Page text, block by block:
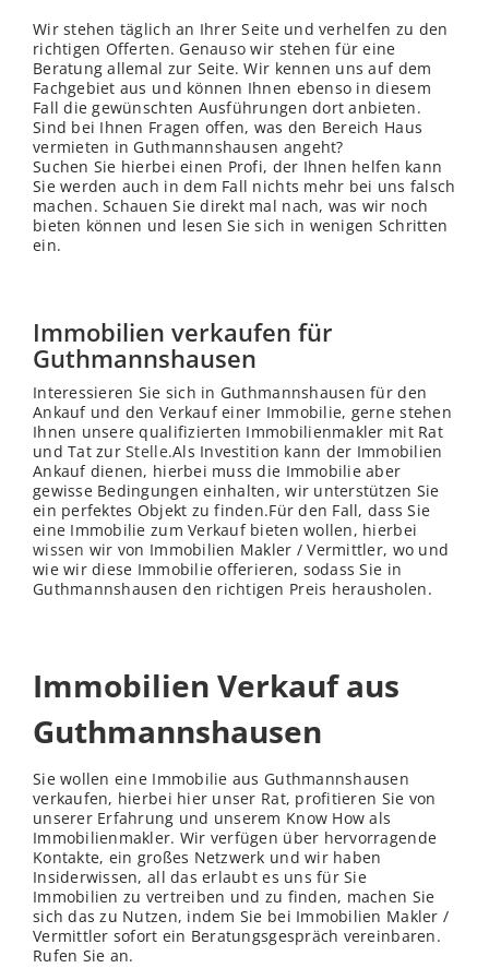
Wir stehen täglich an Ihrer Seite und verhelfen zu den
richtigen Offerten. Genauso wir stehen für eine
Beratung allemal zur Seite. Wir kennen uns auf dem
Fachgebiet aus und können Ihnen ebenso in diesem
Fall die gewünschten Ausführungen dort anbieten.
Sind bei Ihnen Fragen offen, was den Bereich Haus
vermieten in Guthmannshausen angeht?
Suchen Sie hierbei einen Profi, der Ihnen helfen kann
Sie werden auch in dem Fall nichts mehr bei uns falsch
machen. Schauen Sie direkt mal nach, was wir noch
bieten können und lesen Sie sich in wenigen Schritten
ein.
Immobilien verkaufen für
Guthmannshausen
Interessieren Sie sich in Guthmannshausen für den
Ankauf und den Verkauf einer Immobilie, gerne stehen
Ihnen unsere qualifizierten Immobilienmakler mit Rat
und Tat zurStelle.Als Investition kann der Immobilien
Ankauf dienen, hierbei muss die Immobilie aber
gewisse Bedingungen einhalten, wir unterstützen Sie
ein perfektes Objekt zu finden.Für den Fall, dass Sie
eine Immobilie zum Verkauf bieten wollen, hierbei
wissen wir von Immobilien Makler / Vermittler, wo und
wie wir diese Immobilie offerieren, sodass Sie in
Guthmannshausen den richtigen Preis herausholen.
Immobilien Verkauf aus
Guthmannshausen
Sie wollen eine Immobilie aus Guthmannshausen
verkaufen, hierbei hier unser Rat, profitieren Sie von
unserer Erfahrung und unserem Know How als
Immobilienmakler. Wir verfügen über hervorragende
Kontakte, ein großes Netzwerk und wir haben
Insiderwissen, all das erlaubt es uns für Sie
Immobilien zu vertreiben und zu finden, machen Sie
sich das zu Nutzen, indem Sie bei Immobilien Makler /
Vermittler sofort ein Beratungsgespräch vereinbaren.
Rufen Sie an.